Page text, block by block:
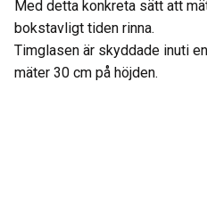
Med detta konkreta sätt att
bokstavligt tiden rinna.
Timglasen är skyddade inuti
mäter 30 cm på höjden.